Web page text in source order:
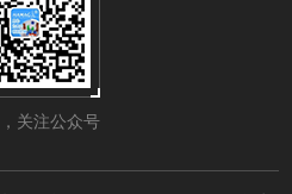
关注公众号